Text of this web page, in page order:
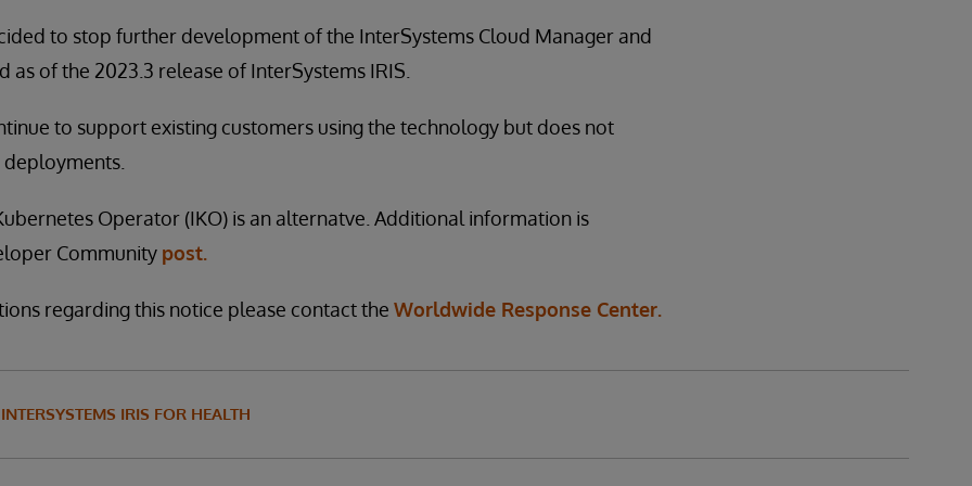
to stop further development of the InterSystems Cloud Manager and
as of the 2023.3 release of InterSystems IRIS.
to support existing customers using the technology but does not
Operator (IKO) is an alternatve. Additional information is
Community post.
regarding this notice please contact the Worldwide Response Center.
INTERSYSTEMS IRIS FOR HEALTH